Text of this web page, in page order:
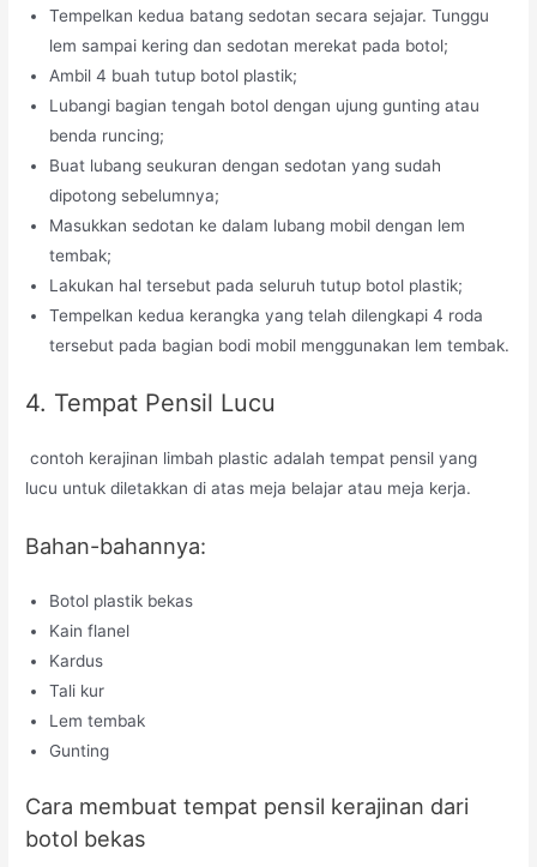
Tempelkan kedua batang sedotan secara sejajar. Tunggu
lem sampai kering dan sedotan merekat pada botol;
Ambil 4 buah tutup botol plastik;
Lubangi bagian tengah botol dengan ujung gunting atau
benda runcing;
Buat lubang seukuran dengan sedotan yang sudah
dipotong sebelumnya;
Masukkan sedotan ke dalam lubang mobil dengan lem
tembak;
Lakukan hal tersebut pada seluruh tutup botol plastik;
Tempelkan kedua kerangka yang telah dilengkapi 4 roda
tersebut pada bagian bodi mobil menggunakan lem tembak.
4. Tempat Pensil Lucu
contoh kerajinan limbah plastic adalah tempat pensil yang
lucu untuk diletakkan di atas meja belajar atau meja kerja.
Bahan-bahannya:
Botol plastik bekas
Kain flanel
Kardus
Tali kur
Lem tembak
Gunting
Cara membuat tempat pensil kerajinan dari
botol bekas